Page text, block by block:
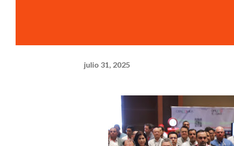
julio 31, 2025